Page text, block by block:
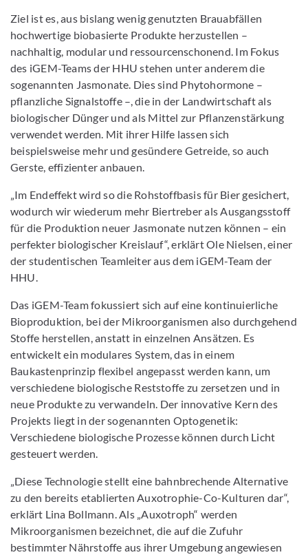
Ziel ist es, aus bislang wenig genutzten Brauabfällen
hochwertige biobasierte Produkte herzustellen –
nachhaltig, modular und ressourcenschonend. Im Fokus
des iGEM-Teams der HHU stehen unter anderem die
sogenannten Jasmonate. Dies sind Phytohormone –
pflanzliche Signalstoffe –, die in der Landwirtschaft als
biologischer Dünger und als Mittel zur Pflanzenstärkung
verwendet werden. Mit ihrer Hilfe lassen sich
beispielsweise mehr und gesündere Getreide, so auch
Gerste, effizienter anbauen.
„Im Endeffekt wird so die Rohstoffbasis für Bier gesichert,
wodurch wir wiederum mehr Biertreber als Ausgangsstoff
für die Produktion neuer Jasmonate nutzen können – ein
perfekter biologischer Kreislauf“, erklärt Ole Nielsen, einer
der studentischen Teamleiter aus dem iGEM-Team der
HHU.
Das iGEM-Team fokussiert sich auf eine kontinuierliche
Bioproduktion, bei der Mikroorganismen also durchgehend
Stoffe herstellen, anstatt in einzelnen Ansätzen. Es
entwickelt ein modulares System, das in einem
Baukastenprinzip flexibel angepasst werden kann, um
verschiedene biologische Reststoffe zu zersetzen und in
neue Produkte zu verwandeln. Der innovative Kern des
Projekts liegt in der sogenannten Optogenetik:
Verschiedene biologische Prozesse können durch Licht
gesteuert werden.
„Diese Technologie stellt eine bahnbrechende Alternative
zu den bereits etablierten Auxotrophie-Co-Kulturen dar“,
erklärt Lina Bollmann. Als „Auxotroph“ werden
Mikroorganismen bezeichnet, die auf die Zufuhr
bestimmter Nährstoffe aus ihrer Umgebung angewiesen